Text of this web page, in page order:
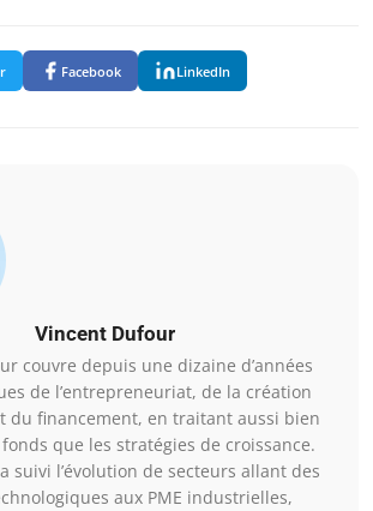
Facebook LinkedIn
Vincent Dufour
couvre depuis une dizaine d’années
de l’entrepreneuriat, de la création
du financement, en traitant aussi bien
que les stratégies de croissance.
suivi l’évolution de secteurs allant des
aux PME industrielles,